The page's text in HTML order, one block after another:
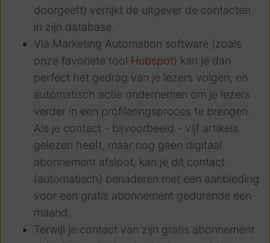
doorgeeft) verrijkt de uitgever de contacten
in zijn database.
Via Marketing Automation software (zoals
onze favoriete tool Hubspot) kan je dan
perfect het gedrag van je lezers volgen, en
automatisch actie ondernemen om je lezers
verder in een profileringsproces te brengen.
Als je contact - bijvoorbeeld - vijf artikels
gelezen heeft, maar nog geen digitaal
abonnement afsloot, kan je dit contact
(automatisch) benaderen met een aanbieding
voor een gratis abonnement gedurende een
maand.
Terwijl je contact van zijn gratis abonnement